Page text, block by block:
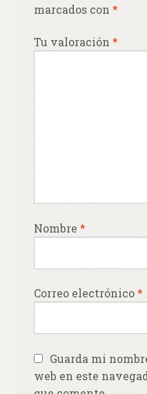
marcados con *
Tu valoración *
Nombre *
Correo electrónico*
Guarda mi
web en este